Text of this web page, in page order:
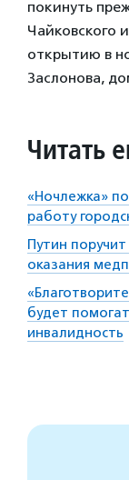
покинуть
Чайковского
открытию в
Заслонова,
Читать
«Ночлежка»
работу
Путин
оказания
будет
инвалидность